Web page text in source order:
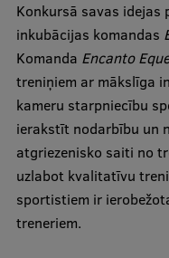
Starptautiskie
EURAXESS RSU
EATRIS
Konkursā savas idejas
inkubācijas komandas
Komanda Encanto
treniņiem ar mākslīga
kameru starpniecību
ierakstīt nodarbību un
atgriezenisko saiti no
uzlabot kvalitatīvu
sportistiem ir
treneriem.